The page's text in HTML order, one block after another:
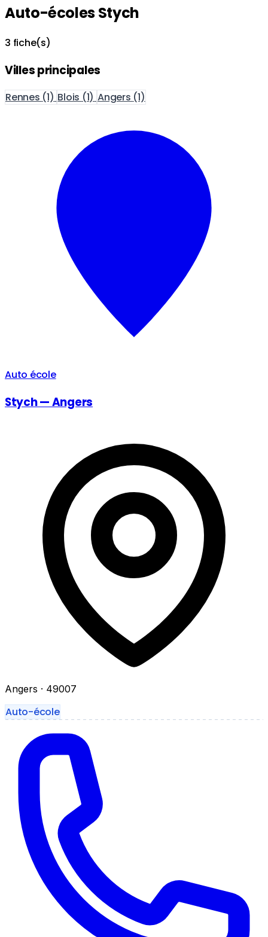
Auto-écoles Stych
3 fiche(s)
Villes principales
Rennes (1) Blois (1) Angers (1)
Auto école
Stych — Angers
Angers · 49007
Auto-école